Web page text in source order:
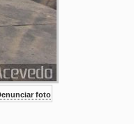
foto